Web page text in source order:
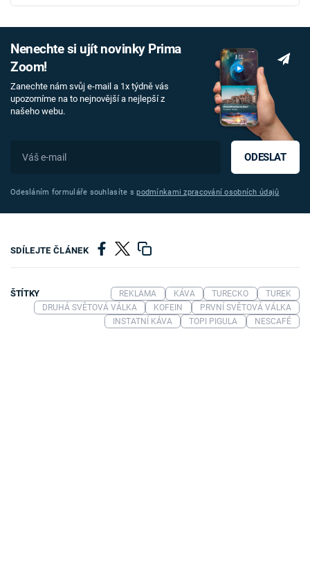
Nenechte si ujít novinky Prima
Zoom!
Zanechte nám svůj e-mail a 1x týdně vás
upozorníme na to nejnovější a nejlepší z
našeho webu.
ODESLAT
Odesláním formuláře souhlasíte spodmínkami zpracování osobních údajů
SDÍLEJTE ČLÁNEK
ŠTÍTKY REKLAMA KÁVA TURECKO
TUREK
DRUHÁ SVĚTOVÁ VÁLKA
KOFEIN
PRVNÍ SVĚTOVÁ VÁLKA
INSTATNÍ KÁVA
TOPI PIGULA NESCAFÉ